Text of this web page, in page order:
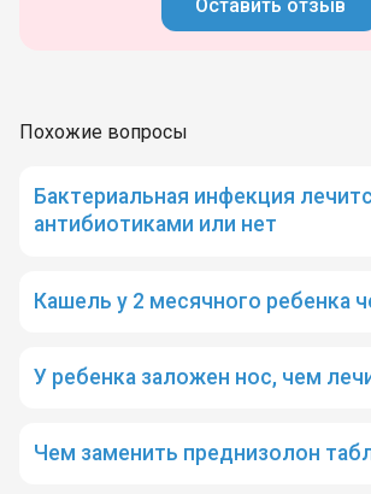
Оставить отзыв
Похожие вопросы
Бактериальная инфекция
антибиотиками или нет
Кашель у 2 месячного ребенка
У ребенка заложен нос, чем
Чем заменить преднизолон